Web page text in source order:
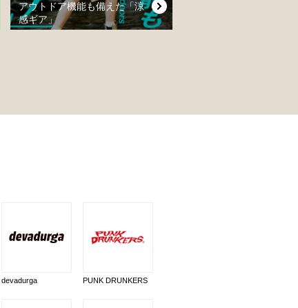
アウトドア機能も備えた「涼
感ギア」
devadurga PUNK DRUNKERS